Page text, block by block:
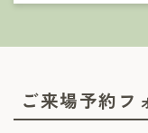
ご来場予約フ